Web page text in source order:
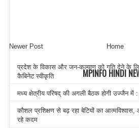
Newer Post Home
MPINFO HINDI
प्रदेश के विकास और जन-कल्याण को गति देने के
कैबिनेट स्वीकृति
मध्य क्षेत्रीय परिषद् की अगली बैठक होगी उज्जैन में
कौशल प्रशिक्षण से बढ़ रहा बेटियों का
रहे कदम